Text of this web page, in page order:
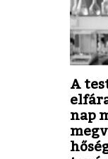
A
nap